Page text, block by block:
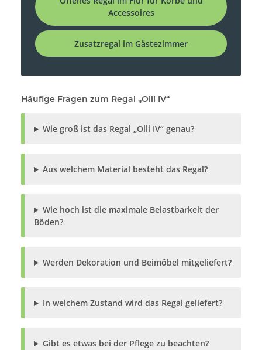
Accessoires
Zusatzregal im Gästezimmer
Häufige Fragen zum Regal „Olli IV“
Wie groß ist das Regal „Olli IV“ genau?
Aus welchem Material besteht das Regal?
Wie hoch ist die maximale Belastbarkeit der
Böden?
Werden Dekoration und Beimöbel mitgeliefert?
In welchem Zustand wird das Regal geliefert?
Gibt es etwas bei der Pflege zu beachten?